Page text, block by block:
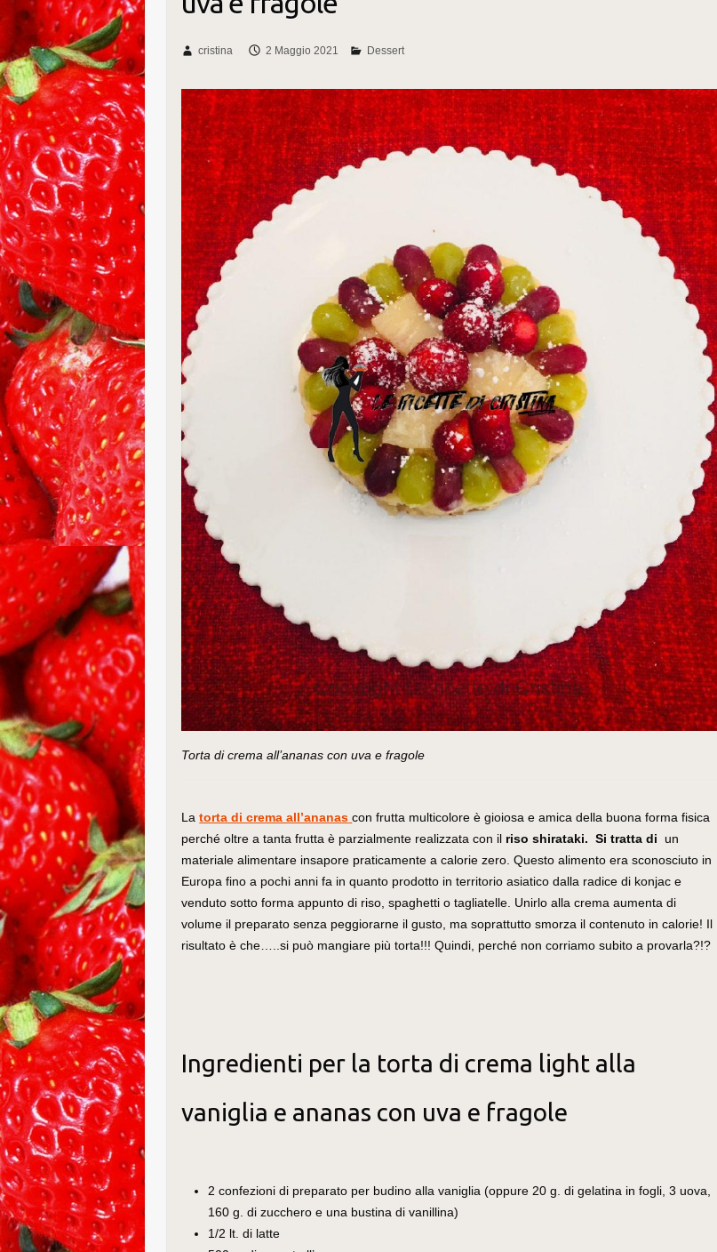
cristina 2 Maggio 2021 Dessert
Torta di crema all’ananas con uva e fragole
Latorta di crema all’ananas con frutta multicolore è gioiosa e amica della buona forma fisica
perché oltre a tanta frutta è parzialmente realizzata con il riso shirataki. Si tratta di un
materiale alimentare insapore praticamente a calorie zero. Questo alimento era sconosciuto in
Europa fino a pochi anni fa in quanto prodotto in territorio asiatico dalla radice di konjac e
venduto sotto forma appunto di riso, spaghetti o tagliatelle. Unirlo alla crema aumenta di
volume il preparato senza peggiorarne il gusto, ma soprattutto smorza il contenuto in calorie! Il
risultato è che…..si può mangiare più torta!!! Quindi, perché non corriamo subito a provarla?!?
Ingredienti per la torta di crema light alla
vaniglia e ananas con uva e fragole
2 confezioni di preparato per budino alla vaniglia (oppure 20 g. di gelatina in fogli, 3 uova,
160 g. di zucchero e una bustina di vanillina)
1/2 lt. di latte